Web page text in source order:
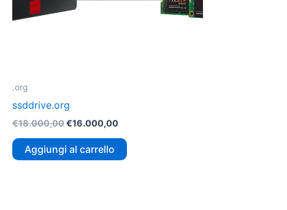
.org
ssddrive.org
€18.000,00€16.000,00
Aggiungi al carrello